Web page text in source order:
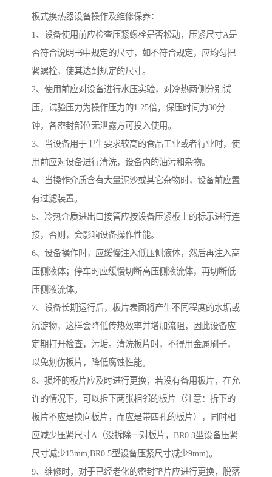
板式换热器设备操作及维修保养：
1、设备使用前应检查压紧螺栓是否松动，压紧尺寸A是
否符合说明书中规定的尺寸，如不符合规定，应均匀把
紧螺栓，使其达到规定的尺寸。
2、使用前应对设备进行水压实验，对冷热两侧分别试
压，试验压力为操作压力的1.25倍，保压时间为30分
钟，各密封部位无泄露方可投入使用。
3、当设备用于卫生要求较高的食品工业或者行业时，使
用前应对设备进行清洗，设备内的油污和杂物。
4、当操作介质含有大量泥沙或其它杂物时，设备前应置
有过滤装置。
5、冷热介质进出口接管应按设备压紧板上的标示进行连
接，否则，会影响设备操作性能。
6、设备操作时，应缓慢注入低压侧液体，然后再注入高
压侧液体；停车时应缓慢切断高压侧液流体，再切断低
压侧液流体。
7、设备长期运行后，板片表面将产生不同程度的水垢或
沉淀物，这样会降低传热效率并增加流阻，因此设备应
定期打开检查，污垢。清洗板片时，不得用金属刷子，
以免划伤板片，降低腐蚀性能。
8、损坏的板片应及时进行更换，若没有备用板片，在允
许的情况下，可以拆下两张相邻的板片（注意：拆下的
板片不应是换向板片，而应是带四孔的板片），同时相
应减少压紧尺寸A（没拆除一对板片，BR0.3型设备压紧
尺寸减少13mm,BR0.5型设备压紧尺寸减少9mm)。
9、维修时，对于已经老化的密封垫片应进行更换，脱落